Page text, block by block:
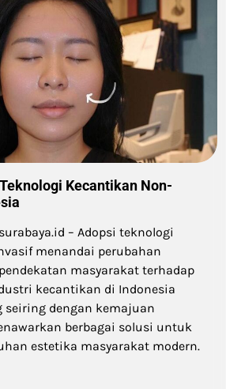
Kecantikan Non-
– Adopsi teknologi
menandai perubahan
masyarakat terhadap
kecantikan di Indonesia
seiring dengan kemajuan
berbagai solusi untuk
estetika masyarakat modern.